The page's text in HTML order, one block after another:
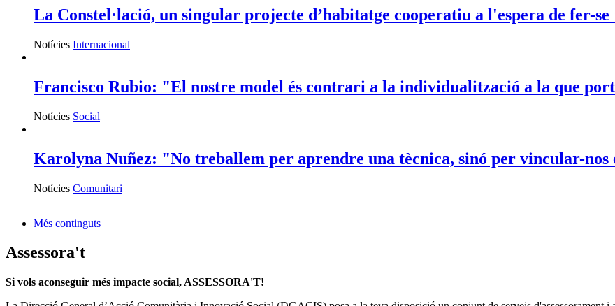
La Constel·lació, un singular projecte d’habitatge cooperatiu a l'espera de fer-
Notícies Internacional
Francisco Rubio: "El nostre model és contrari a la individualització a la que
Notícies Social
Karolyna Nuñez: "No treballem per aprendre una tècnica, sinó per vincular-nos
Notícies Comunitari
Més continguts
Assessora't
Si vols aconseguir més impacte social, ASSESSORA'T!